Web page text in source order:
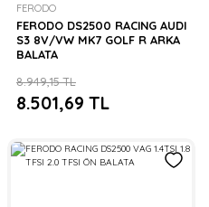
FERODO
FERODO DS2500 RACING AUDI
S3 8V/VW MK7 GOLF R ARKA
BALATA
8.501,69 TL
8.949,15 TL